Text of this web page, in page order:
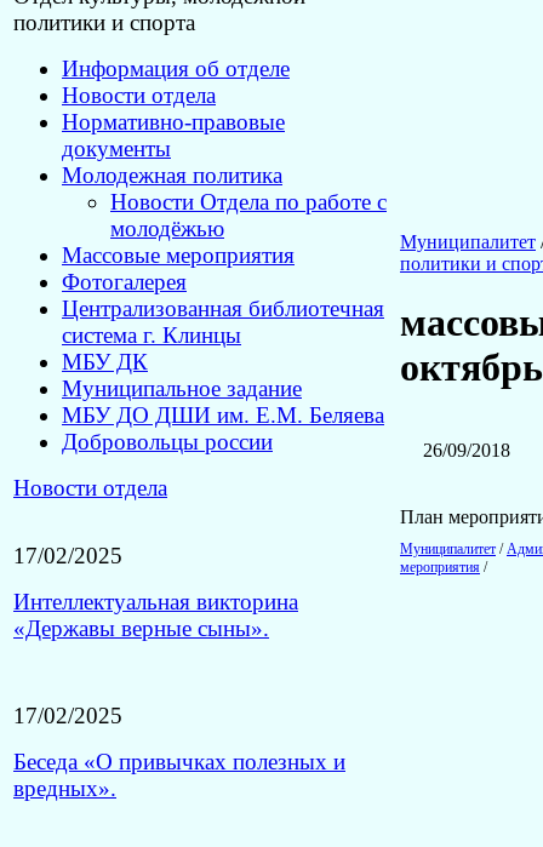
политики и спорта
Информация об отделе
Новости отдела
Нормативно-правовые
документы
Молодежная политика
Новости Отдела по работе с
молодёжью
Массовые мероприятия
Фотогалерея
Централизованная библиотечная
система г. Клинцы
МБУ ДК
Муниципальное задание
МБУ ДО ДШИ им. Е.М. Беляева
Добровольцы россии
Новости отдела
17/02/2025
Интеллектуальная викторина
«Державы верные сыны».
17/02/2025
Беседа «О привычках полезных и
вредных».
Муниципалитет
политики и
26/09/2018
План
Муниципалитет /
мероприятия /